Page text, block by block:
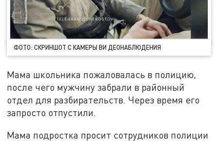
ФОТО: СКРИНШОТ С КАМЕРЫ ВИ ДЕОНАБЛЮДЕНИЯ
Мама школьника пожаловалась в полицию,
после чего мужчину забрали в районный
отдел для разбирательств. Через время его
запросто отпустили.
Мама подростка просит сотрудников полиции